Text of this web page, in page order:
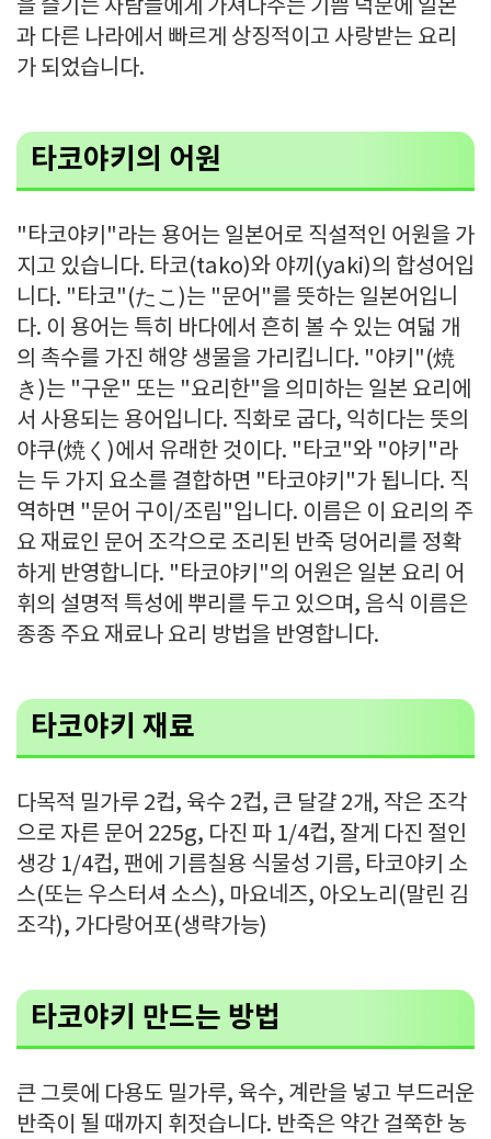
을 즐기는 사람들에게 가져다주는 기쁨 덕분에 일본
과 다른 나라에서 빠르게 상징적이고 사랑받는 요리
가 되었습니다.
타코야키의 어원
"타코야키"라는 용어는 일본어로 직설적인 어원을 가
지고 있습니다. 타코(tako)와 야끼(yaki)의 합성어입
니다. "타코"(たこ)는 "문어"를 뜻하는 일본어입니
다. 이 용어는 특히 바다에서 흔히 볼 수 있는 여덟 개
의 촉수를 가진 해양 생물을 가리킵니다. "야키"(焼
き)는 "구운" 또는 "요리한"을 의미하는 일본 요리에
서 사용되는 용어입니다. 직화로 굽다, 익히다는 뜻의
야쿠(焼く)에서 유래한 것이다. "타코"와 "야키"라
는 두 가지 요소를 결합하면 "타코야키"가 됩니다. 직
역하면 "문어 구이/조림"입니다. 이름은 이 요리의 주
요 재료인 문어 조각으로 조리된 반죽 덩어리를 정확
하게 반영합니다. "타코야키"의 어원은 일본 요리 어
휘의 설명적 특성에 뿌리를 두고 있으며, 음식 이름은
종종 주요 재료나 요리 방법을 반영합니다.
타코야키 재료
다목적 밀가루 2컵, 육수 2컵, 큰 달걀 2개, 작은 조각
으로 자른 문어 225g, 다진 파 1/4컵, 잘게 다진 절인
생강 1/4컵, 팬에 기름칠용 식물성 기름, 타코야키 소
스(또는 우스터셔 소스), 마요네즈, 아오노리(말린 김
조각), 가다랑어포(생략가능)
타코야키 만드는 방법
큰 그릇에 다용도 밀가루, 육수, 계란을 넣고 부드러운
반죽이 될 때까지 휘젓습니다. 반죽은 약간 걸쭉한 농